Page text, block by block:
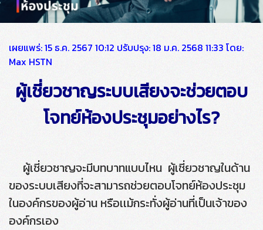
เผยแพร่: 15 ธ.ค. 2567 10:12 ปรับปรุง: 18 ม.ค. 2568 11:33 โดย:
Max HSTN
ผู้เชี่ยวชาญระบบเสียงจะช่วยตอบ
โจทย์ห้องประชุมอย่างไร?
ผู้เชี่ยวชาญจะมีบทบาทแบบไหน ผู้เชี่ยวชาญในด้าน
ของระบบเสียงที่จะสามารถช่วยตอบโจทย์ห้องประชุม
ในองค์กรของผู้อ่าน หรือเเม้กระทั่งผู้อ่านที่เป็นเจ้าของ
องค์กรเอง